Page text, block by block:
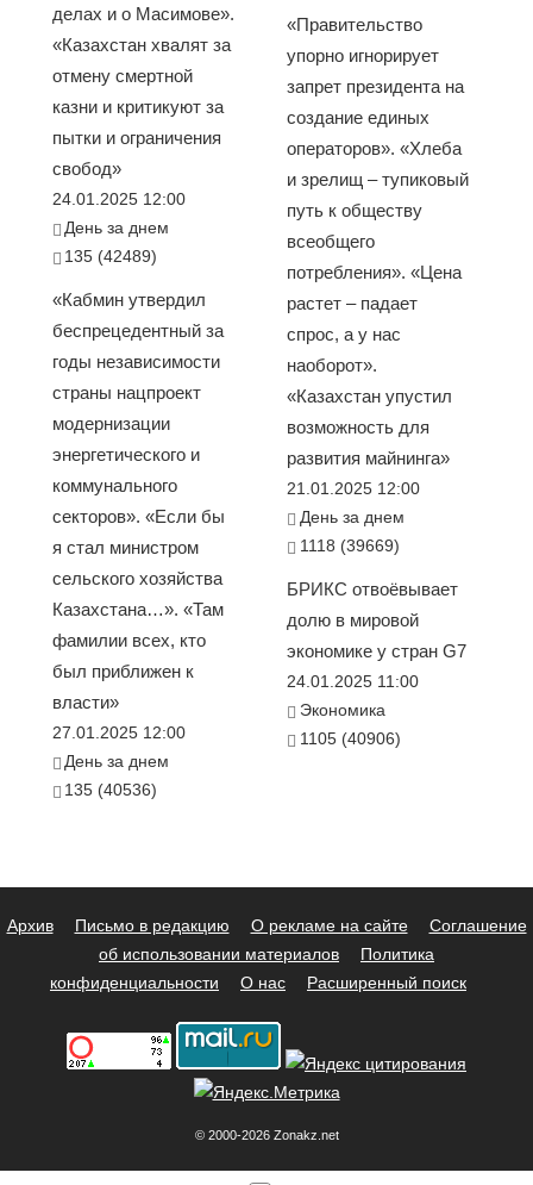
делах и о Масимове».
«Казахстан хвалят за
отмену смертной
казни и критикуют за
пытки и ограничения
свобод»
24.01.2025 12:00
День за днем
135 (42489)
«Кабмин утвердил
беспрецедентный за
годы независимости
страны нацпроект
модернизации
энергетического и
коммунального
секторов». «Если бы
я стал министром
сельского хозяйства
Казахстана…». «Там
фамилии всех, кто
был приближен к
власти»
27.01.2025 12:00
День за днем
135 (40536)
«Правительство
упорно игнорирует
запрет президента на
создание единых
операторов». «Хлеба
и зрелищ – тупиковый
путь к обществу
всеобщего
потребления». «Цена
растет – падает
спрос, а у нас
наоборот».
«Казахстан упустил
возможность для
развития майнинга»
21.01.2025 12:00
День за днем
1118 (39669)
БРИКС отвоёвывает
долю в мировой
экономике у стран G7
24.01.2025 11:00
Экономика
1105 (40906)
Архив Письмо в редакцию О рекламе на сайте
Соглашение
об использовании материалов
Политика
конфиденциальности
О нас Расширенный поиск
© 2000-2026 Zonakz.net